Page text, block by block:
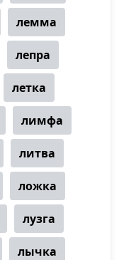
лемма
лепра
летка
лимфа
литва
ложка
лузга
лычка